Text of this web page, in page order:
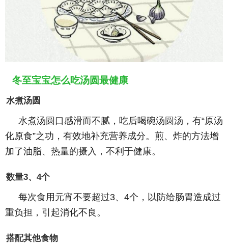
冬至宝宝怎么吃汤圆最健康
水煮汤圆
水煮汤圆口感滑而不腻，吃后喝碗汤圆汤，有“原汤
化原食”之功，有效地补充营养成分。煎、炸的方法增
加了油脂、热量的摄入，不利于健康。
数量3、4个
每次食用元宵不要超过3、4个，以防给肠胃造成过
重负担，引起消化不良。
搭配其他食物